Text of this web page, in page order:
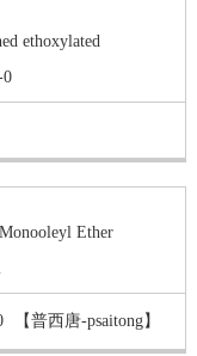
ethoxylated
0
Ether
【普西唐-psaitong】